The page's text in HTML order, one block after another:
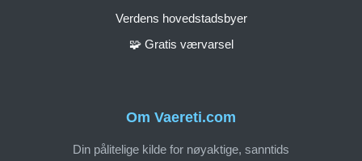
Om Vaereti.com
Din pålitelige kilde for nøyaktige, sanntids
Verdens hovedstadsbyer
🧩 Gratis værvarsel